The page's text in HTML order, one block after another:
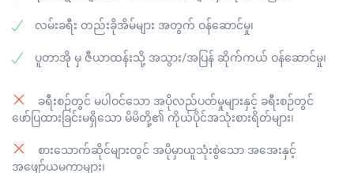
လမ်းခရီး တည်းခိုအိမ်များ အတွက် ဝန်ဆောင်မှု၊
ပူတာအို မှ ဇီယာထန်းသို့ အသွား/အပြန် ဆိုက်ကယ် ဝန်ဆောင်မှု၊
ခရီးစဉ်တွင် မပါဝင်သော အပိုလည်ပတ်မှုများနှင့် ခရီးစဉ်တွင်
ဖော်ပြထားခြင်းမရှိသော မိမိတို့၏ ကိုယ်ပိုင်အသုံးစားရိတ်များ၊
စားသောက်ဆိုင်များတွင် အပိုမှာယူသုံးစွဲသော အအေးနှင့်
အဖျော်ယမကာများ၊